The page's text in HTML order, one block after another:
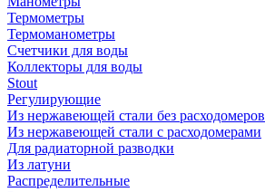
Термометры
Термоманометры
Счетчики для воды
Коллекторы для воды
Stout
Регулирующие
Из нержавеющей стали без расходомеров
Из нержавеющей стали с расходомерами
Для радиаторной разводки
Из латуни
Распределительные